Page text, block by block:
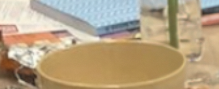
Projecten